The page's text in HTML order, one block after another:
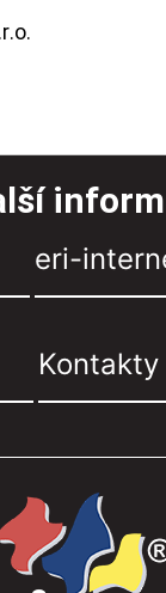
eri-
Kontakty